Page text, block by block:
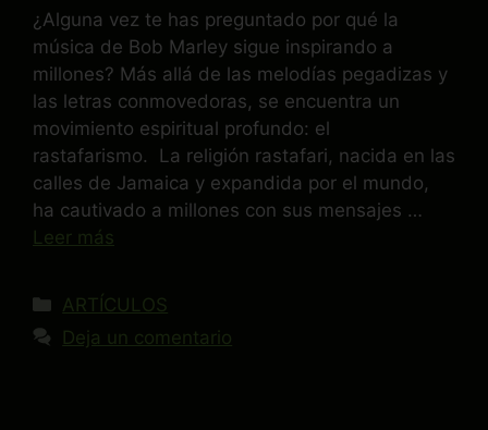
¿Alguna vez te has preguntado por qué la
música de Bob Marley sigue inspirando a
millones? Más allá de las melodías pegadizas y
las letras conmovedoras, se encuentra un
movimiento espiritual profundo: el
rastafarismo. La religión rastafari, nacida en las
calles de Jamaica y expandida por el mundo,
ha cautivado a millones con sus mensajes …
Leer más
ARTÍCULOS
Deja un comentario